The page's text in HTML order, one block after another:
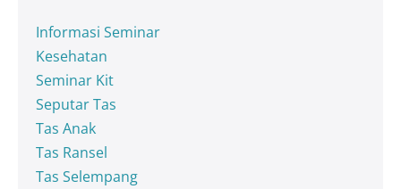
Informasi Seminar
Kesehatan
Seminar Kit
Seputar Tas
Tas Anak
Tas Ransel
Tas Selempang